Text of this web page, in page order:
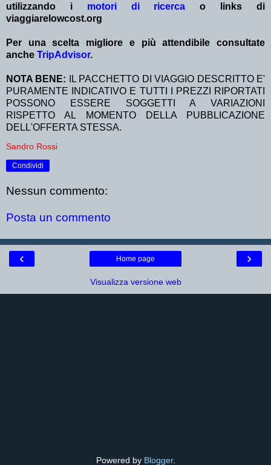
utilizzando i motori di ricerca o links di
viaggiarelowcost.org
Per una scelta migliore e più attendibile consultate
anche TripAdvisor.
NOTA BENE:
IL PACCHETTO DI VIAGGIO DESCRITTO E'
PURAMENTE INDICATIVO E TUTTI I PREZZI RIPORTATI
POSSONO ESSERE SOGGETTI A VARIAZIONI
RISPETTO AL MOMENTO DELLA PUBBLICAZIONE
DELL'OFFERTA STESSA.
Sandro Rossi
Condividi
Nessun commento:
Posta un commento
‹ ›
Home page
Visualizza versione web
Powered by Blogger.